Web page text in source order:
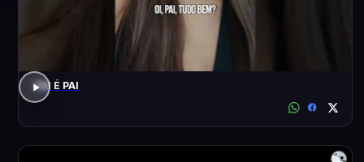
PAI É PAI